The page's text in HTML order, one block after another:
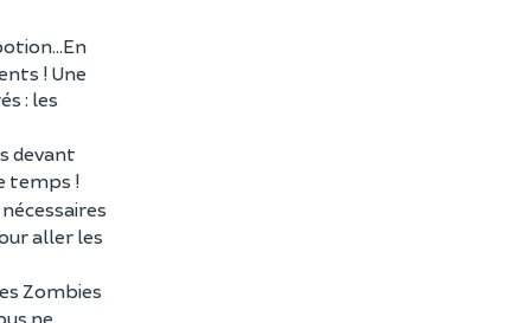
! Une
: les
devant
temps !
aller les
Zombies
ne